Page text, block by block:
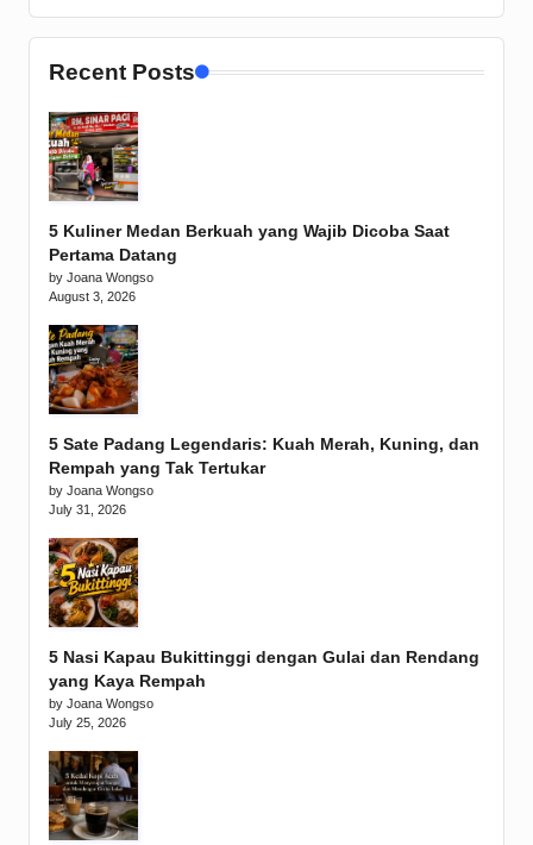
Recent Posts
5 Kuliner Medan Berkuah yang Wajib Dicoba Saat
Pertama Datang
by Joana Wongso
August 3, 2026
5 Sate Padang Legendaris: Kuah Merah, Kuning, dan
Rempah yang Tak Tertukar
by Joana Wongso
July 31, 2026
5 Nasi Kapau Bukittinggi dengan Gulai dan Rendang
yang Kaya Rempah
by Joana Wongso
July 25, 2026